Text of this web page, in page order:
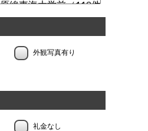
外観写真有り
礼金なし